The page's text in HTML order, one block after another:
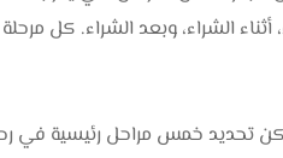
أثناء الشراء، وبعد الشراء. كل
تحديد خمس مراحل رئيسية في